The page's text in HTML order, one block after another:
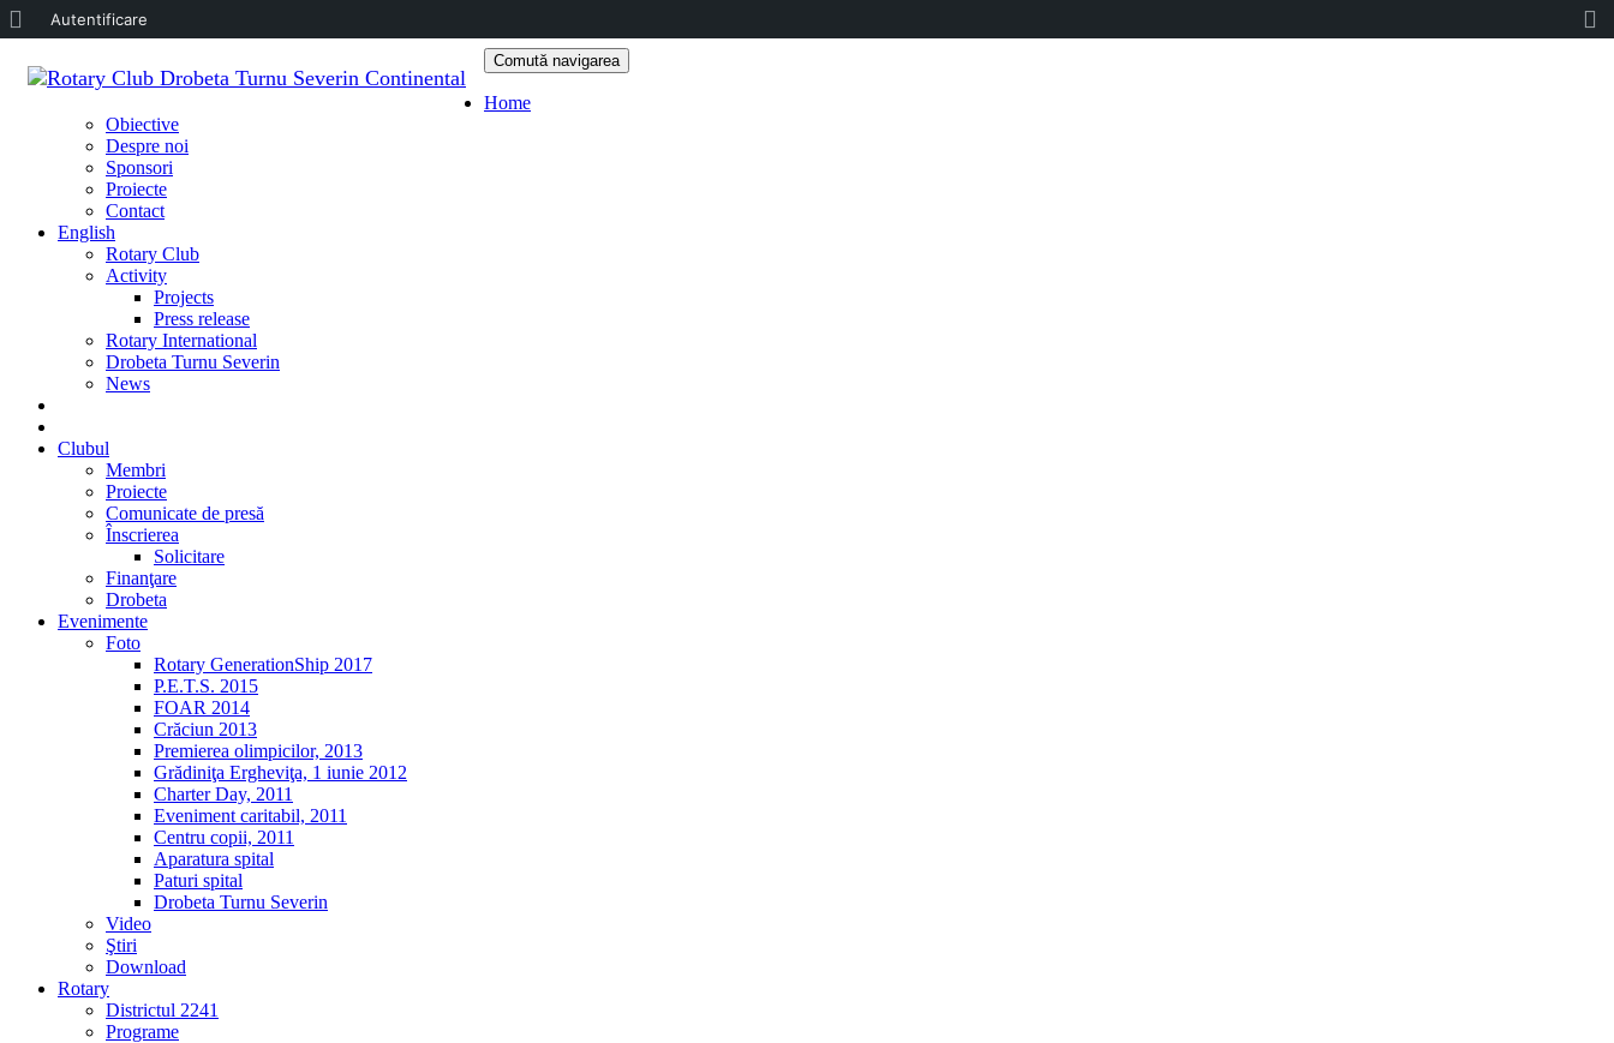
Comută navigarea
Sari
Home
Obiective
Despre noi
Sponsori
Proiecte
Contact
English
Rotary Club
Activity
Projects
Press release
Rotary International
Drobeta Turnu Severin
News
Clubul
Membri
Proiecte
Comunicate de presă
Înscrierea
Solicitare
Finanţare
Drobeta
Evenimente
Foto
Rotary GenerationShip 2017
P.E.T.S. 2015
FOAR 2014
Crăciun 2013
Premierea olimpicilor, 2013
Grădiniţa Ergheviţa, 1 iunie 2012
Charter Day, 2011
Eveniment caritabil, 2011
Centru copii, 2011
Aparatura spital
Paturi spital
Drobeta Turnu Severin
Video
Ştiri
Download
Rotary
Districtul 2241
Programe
Despre
Autentificare